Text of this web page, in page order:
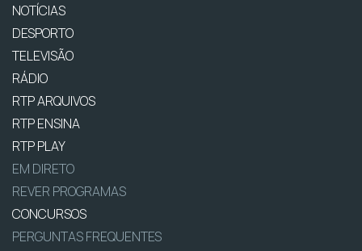
NOTÍCIAS
DESPORTO
TELEVISÃO
RÁDIO
RTP ARQUIVOS
RTP ENSINA
RTP PLAY
EM DIRETO
REVER PROGRAMAS
CONCURSOS
PERGUNTAS FREQUENTES